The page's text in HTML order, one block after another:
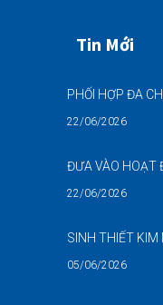
Tin Mới
22/06/2026
22/06/2026
05/06/2026